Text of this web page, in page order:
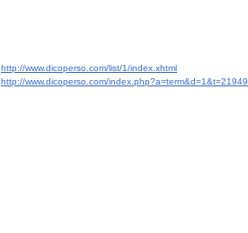
http://www.dicoperso.com/list/1/index.xhtml
http://www.dicoperso.com/index.php?a=term&d=1&t=21949